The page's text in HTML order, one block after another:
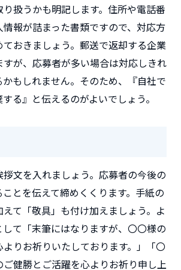
扱うかも明記します。住所や電話番
報が詰まった書類ですので、対応方
おきましょう。郵送で返却する企業
が、応募者が多い場合は対応しきれ
もしれません。そのため、『自社で
る』と伝えるのがよいでしょう。
文を入れましょう。応募者の今後の
とを伝えて締めくくります。手紙の
て「敬具」も付け加えましょう。よ
して「末筆にはなりますが、〇〇様の
りお祈りいたしております。」「〇
健勝とご活躍を心よりお祈り申し上